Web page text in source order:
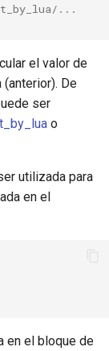
...
el valor de
De
ser
o
utilizada para
en el
en el bloque de